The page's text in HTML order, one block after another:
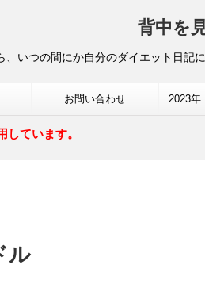
背中を
いつの間にか自分のダイエット日記
お問い合わせ 2023年
ています。
ル